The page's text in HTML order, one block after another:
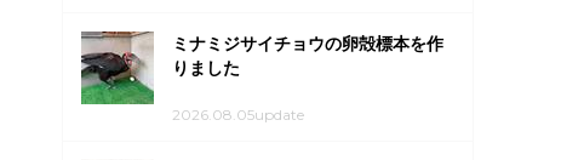
ミナミジサイチョウの卵殻標本を作
りました
2026.08.05update